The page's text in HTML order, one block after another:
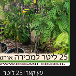
עץ קארי 25 ליטר